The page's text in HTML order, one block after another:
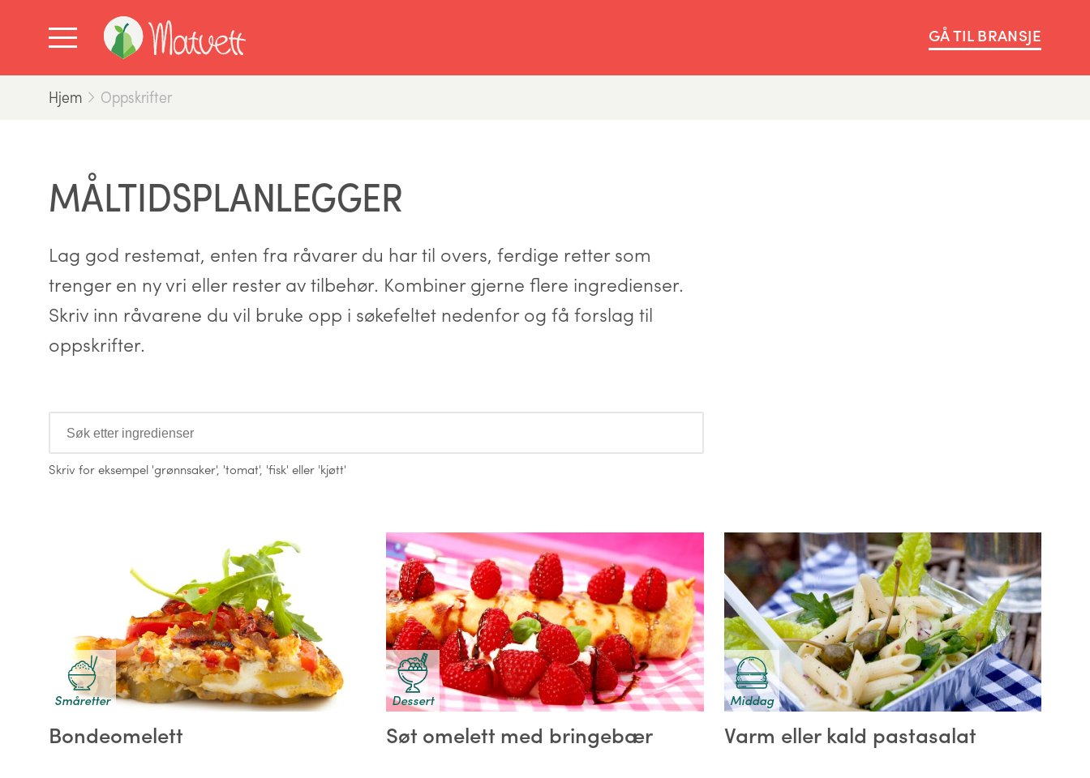
GÅ TIL BRANSJE
Hjem Oppskrifter
MÅLTIDSPLANLEGGER
Lag god restemat, enten fra råvarer du har til overs, ferdige retter som
trenger en ny vri eller rester av tilbehør. Kombiner gjerne flere ingredienser.
Skriv inn råvarene du vil bruke opp i søkefeltet nedenfor og få forslag til
oppskrifter.
Ingredienser
Skriv for eksempel 'grønnsaker', 'tomat', 'fisk' eller 'kjøtt'
Småretter
Bondeomelett
Dessert
Søt omelett med bringebær
Middag
Varm eller kald pastasalat